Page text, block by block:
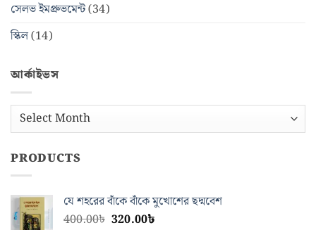
সেলভ ইমপ্রুভমেন্ট(34)
স্কিল(14)
আর্কাইভস
আর্কাইভস
PRODUCTS
যে শহরের বাঁকে বাঁকে মুখোশের ছদ্মবেশ
400.00৳ Original
320.00৳Current